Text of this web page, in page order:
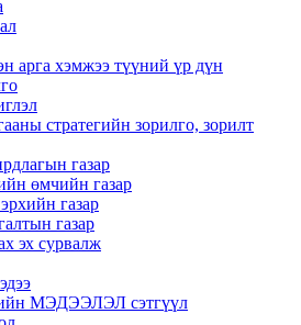
арга хэмжээ түүний үр дүн
стратегийн зорилго, зорилт
газар
өмчийн газар
газар
газар
эх сурвалж
МЭДЭЭЛЭЛ сэтгүүл